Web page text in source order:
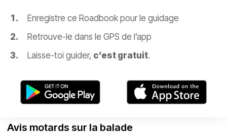
Enregistre ce Roadbook pour le guidage
Retrouve-le dans le GPS de l’app
Laisse-toi guider, c’est gratuit.
Avis motards sur la balade